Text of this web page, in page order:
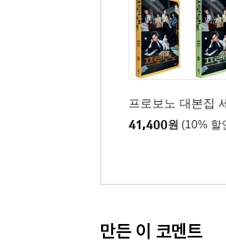
프로보노 대본집
41,400원 (10% 할
만든 이 코멘트